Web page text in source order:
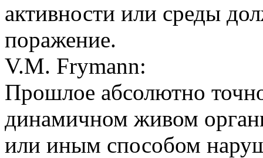
активности или среды
поражение.
V.M. Frymann:
Прошлое абсолютно точно
динамичном живом
или иным способом